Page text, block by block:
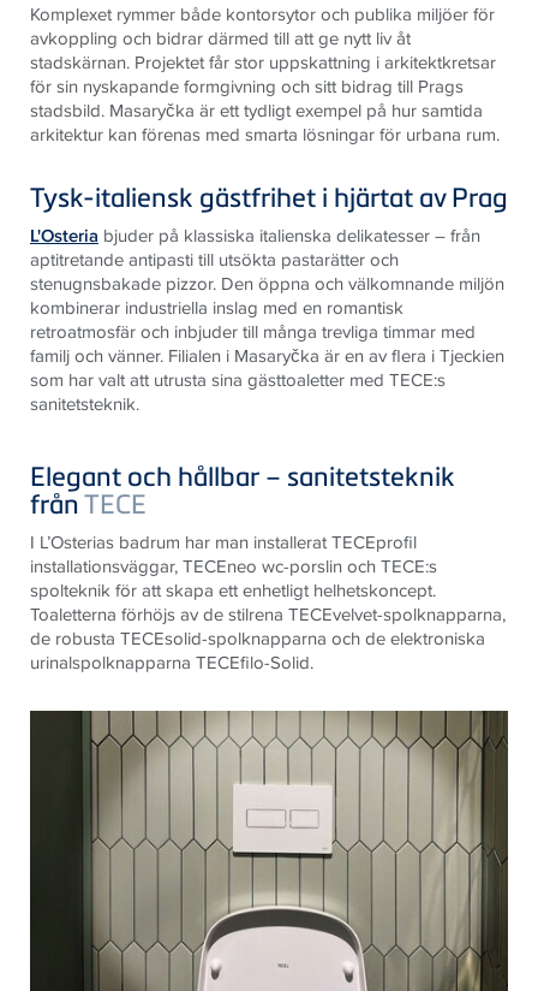
Komplexet rymmer både kontorsytor och publika miljöer för
avkoppling och bidrar därmed till att ge nytt liv åt
stadskärnan. Projektet får stor uppskattning i arkitektkretsar
för sin nyskapande formgivning och sitt bidrag till Prags
stadsbild. Masaryčka är ett tydligt exempel på hur samtida
arkitektur kan förenas med smarta lösningar för urbana rum.
Tysk-italiensk gästfrihet i hjärtat av Prag
L'Osteria bjuder på klassiska italienska delikatesser – från
aptitretande antipasti till utsökta pastarätter och
stenugnsbakade pizzor. Den öppna och välkomnande miljön
kombinerar industriella inslag med en romantisk
retroatmosfär och inbjuder till många trevliga timmar med
familj och vänner. Filialen i Masaryčka är en av flera i Tjeckien
som har valt att utrusta sina gästtoaletter med TECE:s
sanitetsteknik.
Elegant och hållbar – sanitetsteknik
frånTECE
I L’Osterias badrum har man installerat TECEprofil
installationsväggar, TECEneo wc-porslin och TECE:s
spolteknik för att skapa ett enhetligt helhetskoncept.
Toaletterna förhöjs av de stilrena TECEvelvet-spolknapparna,
de robusta TECEsolid-spolknapparna och de elektroniska
urinalspolknapparna TECEfilo-Solid.